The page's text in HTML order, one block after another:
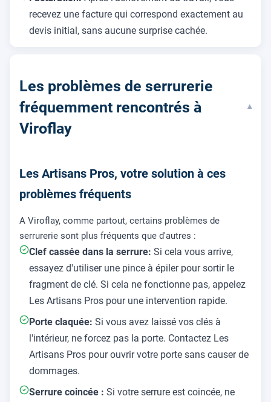
recevez une facture qui correspond exactement au
devis initial, sans aucune surprise cachée.
Les problèmes de serrurerie
fréquemment rencontrés à
Viroflay
▾
Les Artisans Pros, votre solution à ces
problèmes fréquents
A Viroflay, comme partout, certains problèmes de
serrurerie sont plus fréquents que d'autres :
Clef cassée dans la serrure: Si cela vous arrive,
essayez d'utiliser une pince à épiler pour sortir le
fragment de clé. Si cela ne fonctionne pas, appelez
Les Artisans Pros pour une intervention rapide.
Porte claquée: Si vous avez laissé vos clés à
l'intérieur, ne forcez pas la porte. Contactez Les
Artisans Pros pour ouvrir votre porte sans causer de
dommages.
Serrure coincée : Si votre serrure est coincée, ne